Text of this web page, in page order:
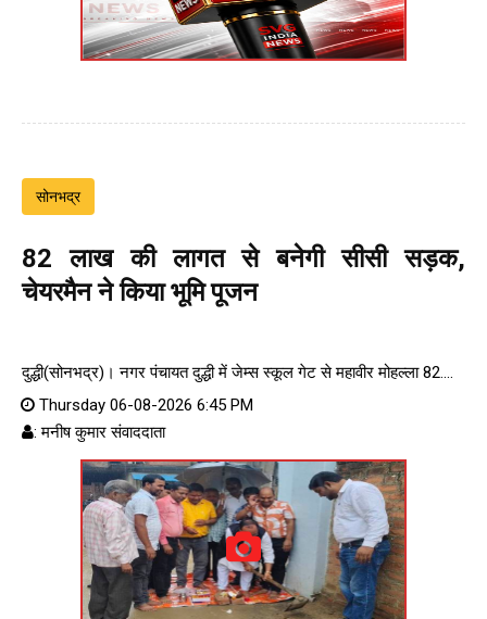
सोनभद्र
82 लाख की लागत से बनेगी सीसी सड़क,
चेयरमैन ने किया भूमि पूजन
दुद्धी(सोनभद्र)। नगर पंचायत दुद्धी में जेम्स स्कूल गेट से महावीर मोहल्ला 82....
Thursday 06-08-2026 6:45 PM
: मनीष कुमार संवाददाता